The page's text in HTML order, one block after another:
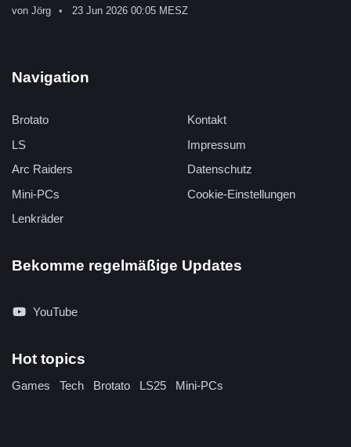
von Jörg 23 Jun 2026 00:05 MESZ
Navigation
Brotato
LS
Arc Raiders
Mini-PCs
Lenkräder
Kontakt
Impressum
Datenschutz
Cookie-Einstellungen
Bekomme regelmäßige Updates
YouTube
Hot topics
Games Tech Brotato LS25 Mini-PCs